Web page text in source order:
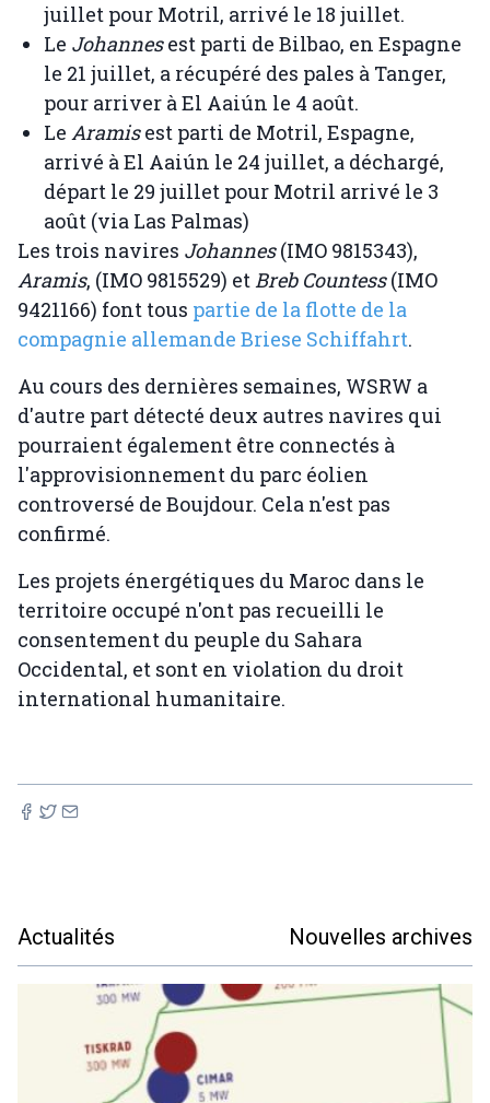
juillet pour Motril, arrivé le 18 juillet.
Le Johannesest parti de Bilbao, en Espagne
le 21 juillet, a récupéré des pales à Tanger,
pour arriver à El Aaiún le 4 août.
Le Aramisest parti de Motril, Espagne,
arrivé à El Aaiún le 24 juillet, a déchargé,
départ le 29 juillet pour Motril arrivé le 3
août (via Las Palmas)
Les trois navires Johannes(IMO 9815343),
Aramis, (IMO 9815529) etBreb Countess(IMO
9421166) font tous partie de la flotte de la
compagnie allemande Briese Schiffahrt.
Au cours des dernières semaines, WSRW a
d'autre part détecté deux autres navires qui
pourraient également être connectés à
l'approvisionnement du parc éolien
controversé de Boujdour. Cela n'est pas
confirmé.
Les projets énergétiques du Maroc dans le
territoire occupé n'ont pas recueilli le
consentement du peuple du Sahara
Occidental, et sont en violation du droit
international humanitaire.
Actualités Nouvelles archives